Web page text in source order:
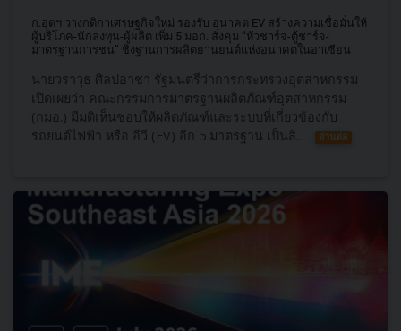
ก.อุตฯ วางกติกาเศรษฐกิจใหม่ รองรับ อนาคต EV สร้างความเชื่อมั่นให้
ผู้บริโภค-นักลงทุน-ผู้ผลิต เพิ่ม 5 มอก. สั่งคุม “หัวชาร์จ-ตู้ชาร์จ-
มาตรฐานการชน” ชิงฐานการผลิตยานยนต์แห่งอนาคตในอาเซียน
นายวราวุธ ศิลปอาชา รัฐมนตรีว่าการกระทรวงอุตสาหกรรม
เปิดเผยว่า คณะกรรมการมาตรฐานผลิตภัณฑ์อุตสาหกรรม
(กมอ.) มีมติเห็นชอบให้ผลิตภัณฑ์และระบบที่เกี่ยวข้องกับ
รถยนต์ไฟฟ้า หรือ อีวี (EV) อีก 5 มาตรฐาน เป็นสิ...
อ่านต่อ